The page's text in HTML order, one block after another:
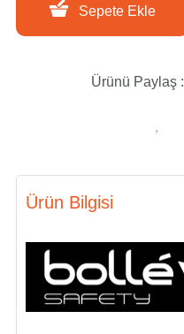
Sepete Ekle
Ürünü Paylaş :
Ürün Bilgisi